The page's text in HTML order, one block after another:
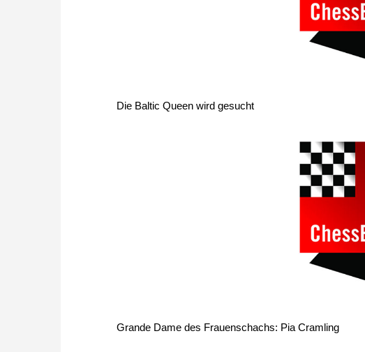
Die Baltic Queen wird gesucht
Grande Dame des Frauenschachs: Pia Cramling